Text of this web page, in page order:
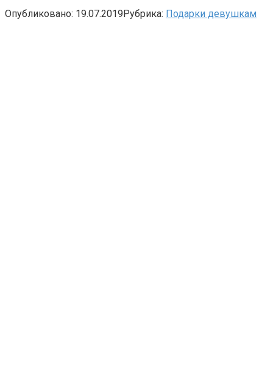
Опубликовано: 19.07.2019Рубрика: Подарки девушкам